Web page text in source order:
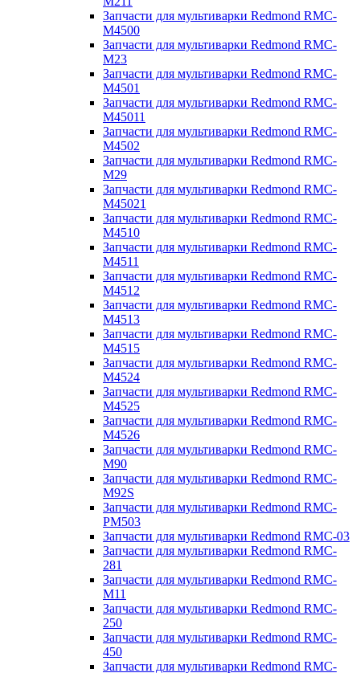
Запчасти для мультиварки Redmond RMC-
M4500
Запчасти для мультиварки Redmond RMC-
M23
Запчасти для мультиварки Redmond RMC-
M4501
Запчасти для мультиварки Redmond RMC-
M45011
Запчасти для мультиварки Redmond RMC-
M4502
Запчасти для мультиварки Redmond RMC-
M29
Запчасти для мультиварки Redmond RMC-
M45021
Запчасти для мультиварки Redmond RMC-
M4510
Запчасти для мультиварки Redmond RMC-
M4511
Запчасти для мультиварки Redmond RMC-
M4512
Запчасти для мультиварки Redmond RMC-
M4513
Запчасти для мультиварки Redmond RMC-
M4515
Запчасти для мультиварки Redmond RMC-
M4524
Запчасти для мультиварки Redmond RMC-
M4525
Запчасти для мультиварки Redmond RMC-
M4526
Запчасти для мультиварки Redmond RMC-
M90
Запчасти для мультиварки Redmond RMC-
M92S
Запчасти для мультиварки Redmond RMC-
PM503
Запчасти для мультиварки Redmond RMC-03
Запчасти для мультиварки Redmond RMC-
281
Запчасти для мультиварки Redmond RMC-
M11
Запчасти для мультиварки Redmond RMC-
250
Запчасти для мультиварки Redmond RMC-
450
Запчасти для мультиварки Redmond RMC-